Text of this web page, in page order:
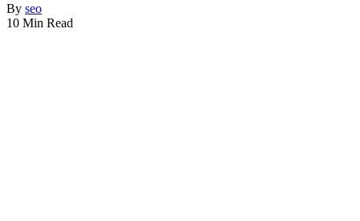
By seo
10 Min Read